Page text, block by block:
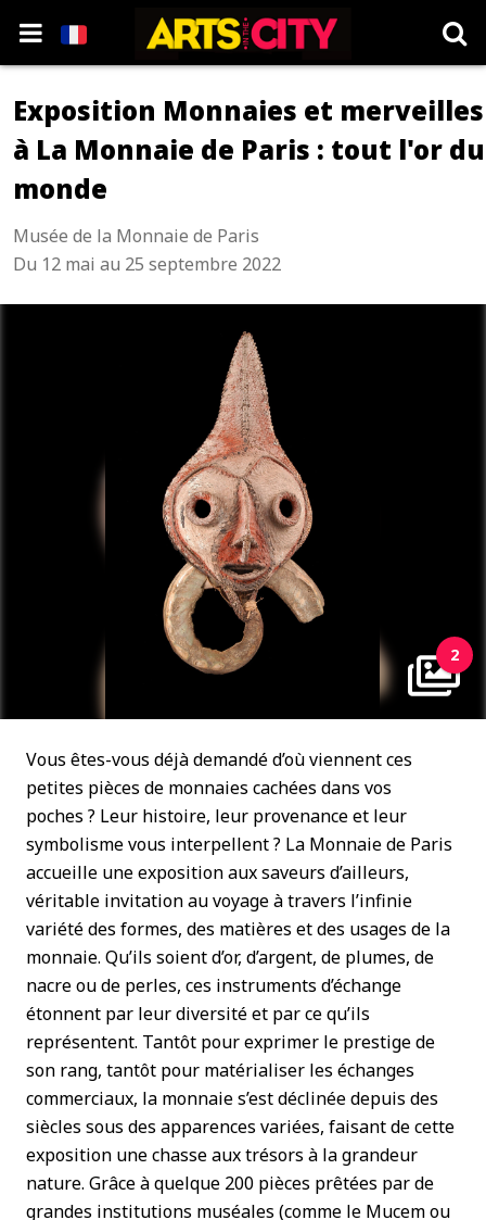
Exposition Monnaies et merveilles
à La Monnaie de Paris : tout l'or du
monde
Musée de la Monnaie de Paris
Du 12 mai au 25 septembre 2022
2
Vous êtes-vous déjà demandé d’où viennent ces
petites pièces de monnaies cachées dans vos
poches ? Leur histoire, leur provenance et leur
symbolisme vous interpellent ? La Monnaie de Paris
accueille une exposition aux saveurs d’ailleurs,
véritable invitation au voyage à travers l’infinie
variété des formes, des matières et des usages de la
monnaie. Qu’ils soient d’or, d’argent, de plumes, de
nacre ou de perles, ces instruments d’échange
étonnent par leur diversité et par ce qu’ils
représentent. Tantôt pour exprimer le prestige de
son rang, tantôt pour matérialiser les échanges
commerciaux, la monnaie s’est déclinée depuis des
siècles sous des apparences variées, faisant de cette
exposition une chasse aux trésors à la grandeur
nature. Grâce à quelque 200 pièces prêtées par de
grandes institutions muséales (comme le Mucem ou